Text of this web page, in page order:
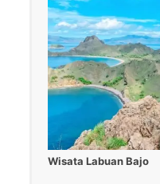
Wisata Labuan Bajo